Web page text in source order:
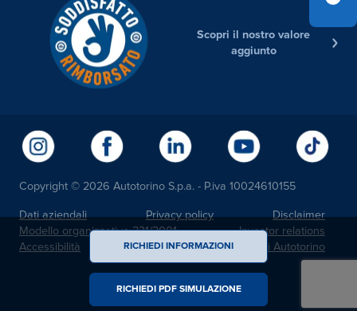
RICHIEDI INFORMAZIONI
RICHIEDI PDF SIMULAZIONE
Scopri il nostro valore
aggiunto
Copyright © 2026 Autotorino S.p.a. - P.iva 10024610155
Dati aziendali Privacy policy
Disclaimer
Modello organizzativo 231/2001
Investor relations
Accessibilità
Noi Autotorino